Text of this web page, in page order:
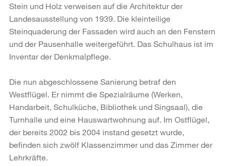
Stein und Holz verweisen auf die Architektur der
Landesausstellung von 1939. Die kleinteilige
Steinquaderung der Fassaden wird auch an den Fenstern
und der Pausenhalle weitergeführt. Das Schulhaus ist im
Inventar der Denkmalpflege.
Die nun abgeschlossene Sanierung betraf den
Westflügel. Er nimmt die Spezialräume (Werken,
Handarbeit, Schulküche, Bibliothek und Singsaal), die
Turnhalle und eine Hauswartwohnung auf. Im Ostflügel,
der bereits 2002 bis 2004 instand gesetzt wurde,
befinden sich zwölf Klassenzimmer und das Zimmer der
Lehrkräfte.